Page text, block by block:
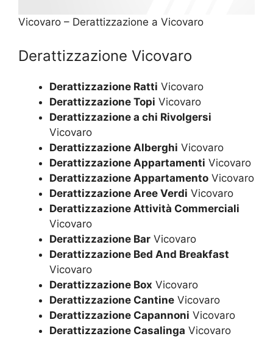
Vicovaro – Derattizzazione a Vicovaro
Derattizzazione Vicovaro
Derattizzazione Ratti Vicovaro
Derattizzazione Topi Vicovaro
Derattizzazione a chi Rivolgersi
Vicovaro
Derattizzazione Alberghi Vicovaro
Derattizzazione Appartamenti Vicovaro
Derattizzazione Appartamento Vicovaro
Derattizzazione Aree Verdi Vicovaro
Derattizzazione Attività Commerciali
Vicovaro
Derattizzazione Bar Vicovaro
Derattizzazione Bed And Breakfast
Vicovaro
Derattizzazione Box Vicovaro
Derattizzazione Cantine Vicovaro
Derattizzazione Capannoni Vicovaro
Derattizzazione Casalinga Vicovaro